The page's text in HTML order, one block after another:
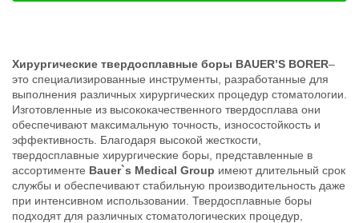
Хирургические твердосплавные боры BAUER’S BORER–
это специализированные инструменты, разработанные для
выполнения различных хирургических процедур стоматологии.
Изготовленные из высококачественного твердосплава они
обеспечивают максимальную точность, износостойкость и
эффективность. Благодаря высокой жесткости,
твердосплавные хирургические боры, представленные в
ассортименте Bauer`s Medical Group имеют длительный срок
службы и обеспечивают стабильную производительность даже
при интенсивном использовании. Твердосплавные боры
подходят для различных стоматологических процедур,